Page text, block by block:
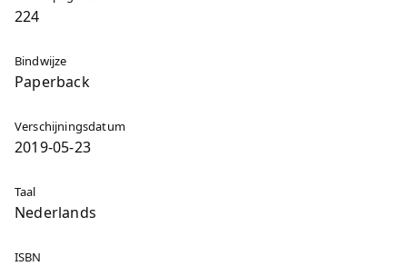
224
Bindwijze
Paperback
Verschijningsdatum
2019-05-23
Taal
Nederlands
ISBN